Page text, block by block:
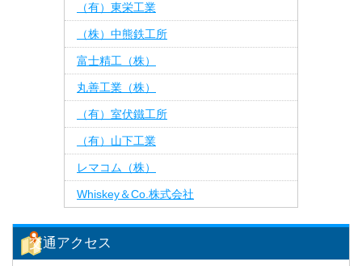
（有）東栄工業
（株）中熊鉄工所
富士精工（株）
丸善工業（株）
（有）室伏鐵工所
（有）山下工業
レマコム（株）
Whiskey＆Co.株式会社
交通アクセス